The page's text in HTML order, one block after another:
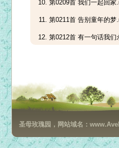
第0209首 我们一起回家
第0211首 告别童年的梦
第0212首 有一句话我们
第0215首 总有一条路把
第0216首 主爱把我们紧
第0217首 愿神的仆人都
第0218首 耶稣永爱我
圣母玫瑰园，网站域名：